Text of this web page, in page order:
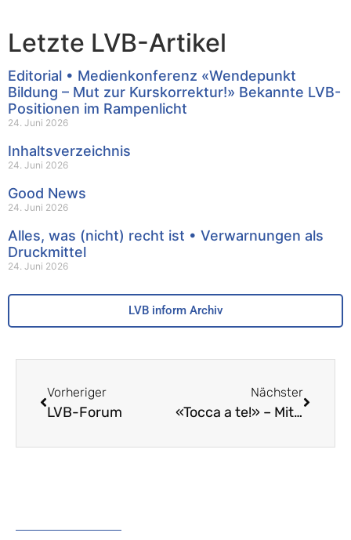
Letzte LVB-Artikel
Editorial • Medienkonferenz «Wendepunkt
Bildung – Mut zur Kurskorrektur!» Bekannte LVB-
Positionen im Rampenlicht
24. Juni 2026
Inhaltsverzeichnis
24. Juni 2026
Good News
24. Juni 2026
Alles, was (nicht) recht ist • Verwarnungen als
Druckmittel
24. Juni 2026
LVB inform Archiv
Vorheriger
LVB-Forum
Nächster
«Tocca a te!» – Mitreden, mitreissen und mitspielen in italiano